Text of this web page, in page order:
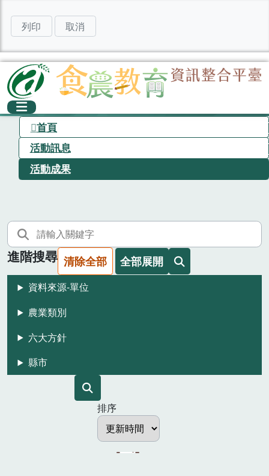
列印 取消
首頁
活動訊息
活動成果
進階搜尋 清除全部 全部展開
資料來源-單位
農業類別
六大方針
縣市
排序